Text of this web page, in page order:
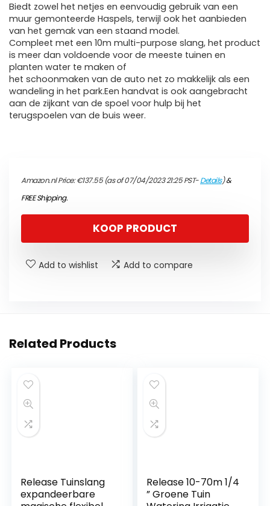
Biedt zowel het netjes en eenvoudig gebruik van een
muur gemonteerde Haspels, terwijl ook het aanbieden
van het gemak van een staand model.
Compleet met een 10m multi-purpose slang, het product
is meer dan voldoende voor de meeste tuinen en
planten water te maken of
het schoonmaken van de auto net zo makkelijk als een
wandeling in het park.Een handvat is ook aangebracht
aan de zijkant van de spoel voor hulp bij het
terugspoelen van de buis weer.
Amazon.nl Price:€137.55(as of 07/04/2023 21:25 PST-Details)&
FREE Shipping.
KOOP PRODUCT
Add to wishlist Add to compare
Related Products
Release Tuinslang
expandeerbare
Release 10-70m 1/4
” Groene Tuin